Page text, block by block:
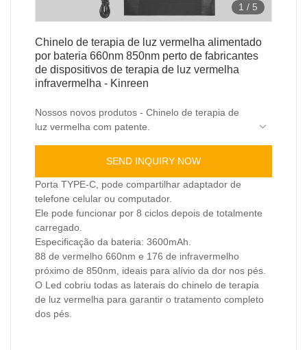
1 / 5
Chinelo de terapia de luz vermelha alimentado
por bateria 660nm 850nm perto de fabricantes
de dispositivos de terapia de luz vermelha
infravermelha - Kinreen
Nossos novos produtos - Chinelo de terapia de
luz vermelha com patente.
passear enquanto desfruta do nosso chinelo de
Pode ser usado para alívio da dor nos dedos dos
pés e tratamento de inflamação das articulações
dos pés, neuropatia e diabetes.
Keywords : terapia com luz vermelha diabetes ;
neuropatia dos pés com terapia de luz vermelha;
terapia de luz vermelha com bateria; perto de
dispositivos de terapia de infravermelho e luz
vermelha;
Atendimento personalizado: agregar sua marca
em nosso aparelho, manual do usuário e caixa
da embalagem melhor para seu marketing.
SEND INQUIRY NOW
Porta TYPE-C, pode compartilhar adaptador de
telefone celular ou computador.
Ele pode funcionar por 8 ciclos depois de totalmente
carregado.
Especificação da bateria: 3600mAh.
88 de vermelho 660nm e 176 de infravermelho
próximo de 850nm, ideais para alívio da dor nos pés.
O Led cobriu todas as laterais do chinelo de terapia
de luz vermelha para garantir o tratamento completo
dos pés.